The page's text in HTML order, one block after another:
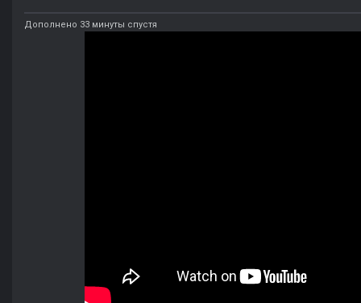
Дополнено 33 минуты спустя